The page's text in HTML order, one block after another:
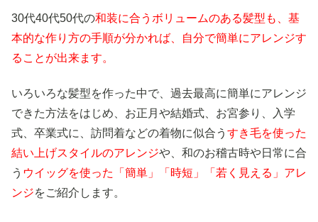
30代40代50代の和装に合うボリュームのある髪型も、基
本的な作り方の手順が分かれば、自分で簡単にアレンジす
ることが出来ます。
いろいろな髪型を作った中で、過去最高に簡単にアレンジ
できた方法をはじめ、お正月や結婚式、お宮参り、入学
式、卒業式に、訪問着などの着物に似合う すき毛を使った
結い上げスタイルのアレンジや、和のお稽古時や日常に合
う ウイッグを使った「簡単」「時短」「若く見える」アレ
ンジをご紹介します。